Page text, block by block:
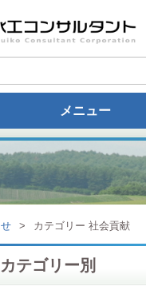
メニュー
> カテゴリー 社会貢献
テゴリー別